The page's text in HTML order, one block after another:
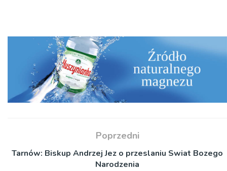
Poprzedni
Tarnów: Biskup Andrzej Jez o przeslaniu Swiat Bozego
Narodzenia